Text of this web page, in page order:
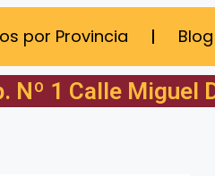
por Provincia Blog
Nº 1 Calle Miguel